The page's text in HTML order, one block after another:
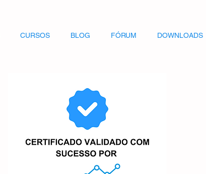
CURSOS BLOG FÓRUM DOWNLOADS